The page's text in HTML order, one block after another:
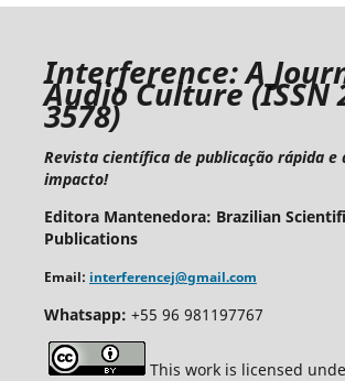
Interference: A
Audio Culture(ISSN
3578)
Revista científica de publicação rápida e
impacto!
Editora Mantenedora: Brazilian
Publications
Email: interferencej@gmail.com
Whatsapp: +55 96 981197767
This work is licensed